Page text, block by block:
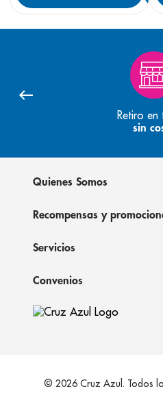
Retiro en
sin
Quienes Somos
Recompensas y
Servicios
Convenios
© 2026 Cruz Azul. Todos